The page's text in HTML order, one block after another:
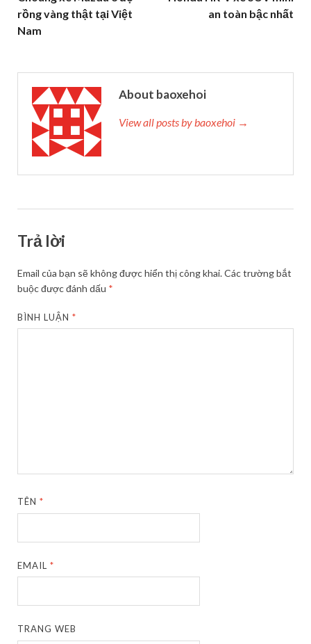
rồng vàng thật tại Việt
Nam
an toàn bậc nhất
About baoxehoi
View all posts by baoxehoi →
Trả lời
Email của bạn sẽ không được hiển thị công khai.Các trường bắt
buộc được đánh dấu *
BÌNH LUẬN*
TÊN*
EMAIL*
TRANG WEB